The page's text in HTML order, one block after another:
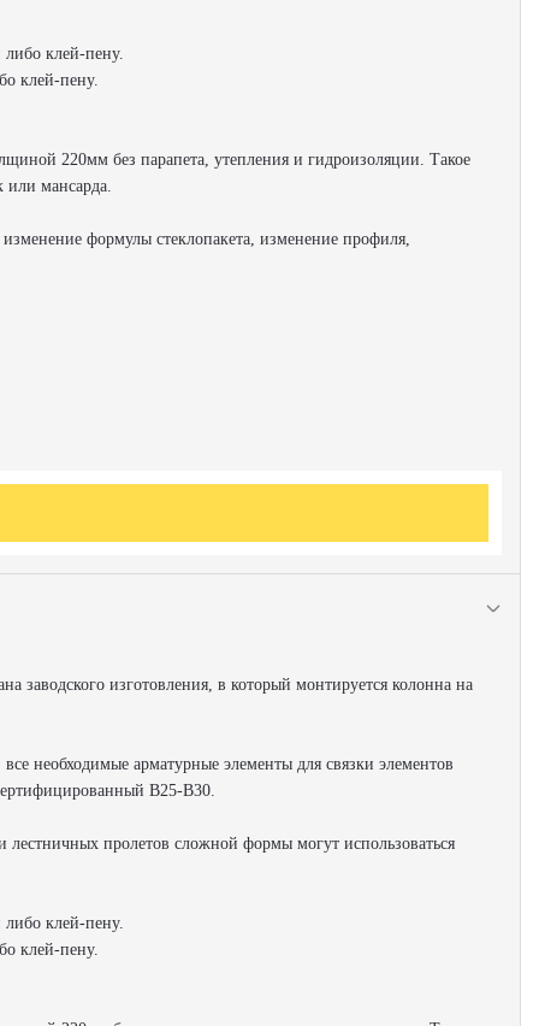
клей-пену.
клей-пену.
220мм без парапета, утепления и гидроизоляции. Такое
мансарда.
формулы стеклопакета, изменение профиля,
заводского изготовления, в который монтируется колонна на
необходимые арматурные элементы для связки элементов
В25-В30.
пролетов сложной формы могут использоваться
клей-пену.
клей-пену.